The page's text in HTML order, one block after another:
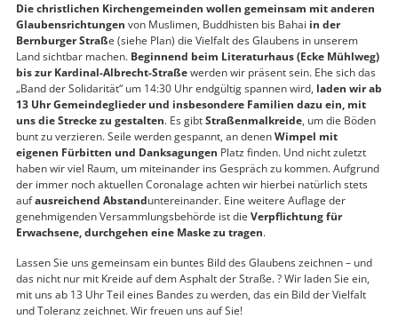
Die christlichen Kirchengemeinden wollen gemeinsam mit anderen
Glaubensrichtungen von Muslimen, Buddhisten bis Bahai in der
Bernburger Straße (siehe Plan) die Vielfalt des Glaubens in unserem
Land sichtbar machen. Beginnend beim Literaturhaus (Ecke Mühlweg)
bis zur Kardinal-Albrecht-Straßewerden wir präsent sein. Ehe sich das
„Band der Solidarität“ um 14:30 Uhr endgültig spannen wird, laden wir ab
13 Uhr Gemeindeglieder und insbesondere Familien dazu ein, mit
uns die Strecke zu gestalten. Es gibtStraßenmalkreide, um die Böden
bunt zu verzieren. Seile werden gespannt, an denenWimpel mit
eigenen Fürbitten und Danksagungen Platz finden. Und nicht zuletzt
haben wir viel Raum, um miteinander ins Gespräch zu kommen. Aufgrund
der immer noch aktuellen Coronalage achten wir hierbei natürlich stets
aufausreichend Abstanduntereinander. Eine weitere Auflage der
genehmigenden Versammlungsbehörde ist die Verpflichtung für
Erwachsene, durchgehen eine Maske zu tragen.
Lassen Sie uns gemeinsam ein buntes Bild des Glaubens zeichnen – und
das nicht nur mit Kreide auf dem Asphalt der Straße. ? Wir laden Sie ein,
mit uns ab 13 Uhr Teil eines Bandes zu werden, das ein Bild der Vielfalt
und Toleranz zeichnet. Wir freuen uns auf Sie!